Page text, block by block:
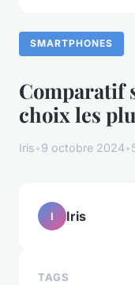
SMARTPHONES
Comparatif
choix les
Iris•9 octobre 2024•
I Iris
TAGS